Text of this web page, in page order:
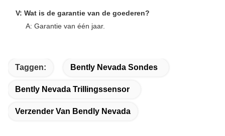
V: Wat is de garantie van de goederen?
A: Garantie van één jaar.
Taggen: Bently Nevada Sondes
Bently Nevada Trillingssensor
Verzender Van Bendly Nevada